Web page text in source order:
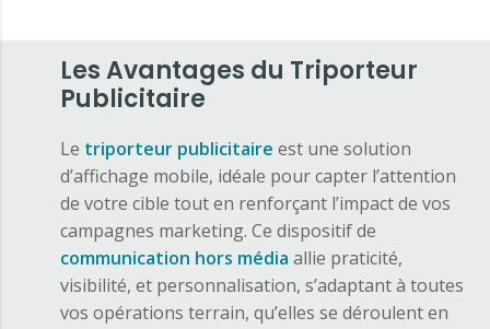
Les Avantages du Triporteur
Publicitaire
Le triporteur publicitaire est une solution
d’affichage mobile, idéale pour capter l’attention
de votre cible tout en renforçant l’impact de vos
campagnes marketing. Ce dispositif de
communication hors média allie praticité,
visibilité, et personnalisation, s’adaptant à toutes
vos opérations terrain, qu’elles se déroulent en